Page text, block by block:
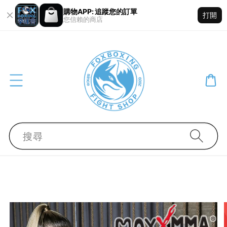
購物APP: 追蹤您的訂單
您信賴的商店
打開
搜尋